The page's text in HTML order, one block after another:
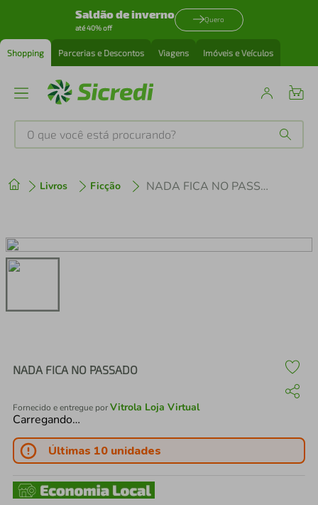
Saldão de inverno
até 40% off
Quero
Shopping Parcerias e Descontos Viagens Imóveis e Veículos
O que você está procurando?
Livros Ficção NADA FICA NO PASSADO
NADA FICA NO PASSADO
Fornecido e entregue porVitrola Loja Virtual
Carregando…
Últimas 10 unidades
2º cafeteira